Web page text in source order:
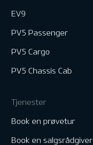
EV9
PV5 Passenger
PV5 Cargo
PV5 Chassis Cab
Tjenester
Book en prøvetur
Book en salgsrådgiver